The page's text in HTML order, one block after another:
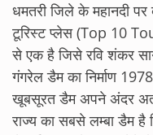
धमतरी जिले के महानदी
टूरिस्ट प्लेस (Top 10
से एक है जिसे रवि शंकर
गंगरेल डैम का निर्माण
खूबसूरत डैम अपने अंदर
राज्य का सबसे लम्बा डैम